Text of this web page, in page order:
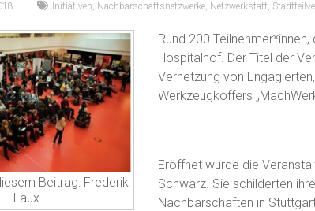
Initiativen, Nachbarschaftsnetzwerke, Netzwerkstatt,
Beitrag: Frederik
Laux
Rund 200
Hospitalhof. Der Titel der
Vernetzung von
Werkzeugkoffers
Eröffnet wurde die
Schwarz. Sie schilderten
Nachbarschaften in